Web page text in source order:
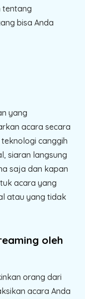
tentang
bisa Anda
yang
acara secara
canggih
siaran langsung
saja dan kapan
acara yang
atau yang tidak
oleh
orang dari
acara Anda